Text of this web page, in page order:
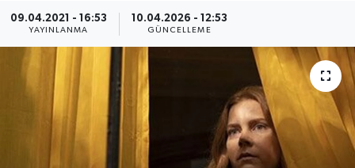
09.04.2021 - 16:53
YAYINLANMA
10.04.2026 - 12:53
GÜNCELLEME
Tüm Manşetler
Son Dakika Haberleri
Haber Arşivi